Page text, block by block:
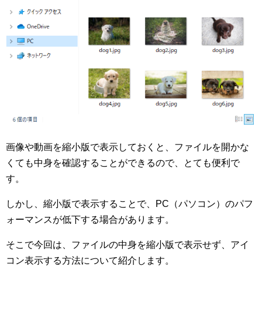
画像や動画を縮小版で表示しておくと、ファイルを開かな
くても中身を確認することができるので、とても便利で
す。
しかし、縮小版で表示することで、PC（パソコン）のパフ
ォーマンスが低下する場合があります。
そこで今回は、ファイルの中身を縮小版で表示せず、アイ
コン表示する方法について紹介します。